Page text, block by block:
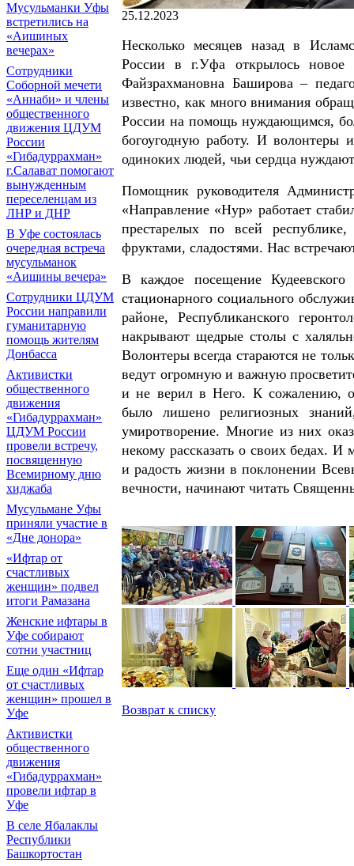
Мусульманки Уфы
встретились на
«Аишиных
вечерах»
Сотрудники
Соборной мечети
«Аннаби» и члены
общественного
движения ЦДУМ
России
«Гибадуррахман»
г.Салават помогают
вынужденным
переселенцам из
ЛНР и ДНР
В Уфе состоялась
очередная встреча
мусульманок
«Аишины вечера»
Сотрудники ЦДУМ
России направили
гуманитарную
помощь жителям
Донбасса
Активистки
общественного
движения
«Гибадуррахман»
ЦДУМ России
провели встречу,
посвященную
Всемирному дню
хиджаба
Мусульмане Уфы
приняли участие в
«Дне донора»
«Ифтар от
счастливых
женщин» подвел
итоги Рамазана
Женские ифтары в
Уфе собирают
сотни участниц
Еще один «Ифтар
от счастливых
женщин» прошел в
Уфе
Активистки
общественного
движения
«Гибадуррахман»
провели ифтар в
Уфе
В селе Ябалаклы
Республики
Башкортостан
25.12.2023
Несколько месяцев назад в
России в г.Уфа открылось новое
Файзрахмановна Баширова –
известно, как много внимания
России на помощь нуждающимся,
богоугодную работу. И волонтеры
одиноких людей, чьи сердца
Помощник руководителя
«Направление «Нур» работает
престарелых по всей
фруктами, сладостями. Нас
В каждое посещение
стационарного социального
районе, Республиканского
накрывают щедрые столы с
Волонтеры всегда стараются не
ведут огромную и важную
и не верил в Него. К сожалению,
было лишено религиозных
умиротворение. Многие из них
некому рассказать о своих бедах.
и радость жизни в поклонении
вечности, начинают читать
Возврат к списку